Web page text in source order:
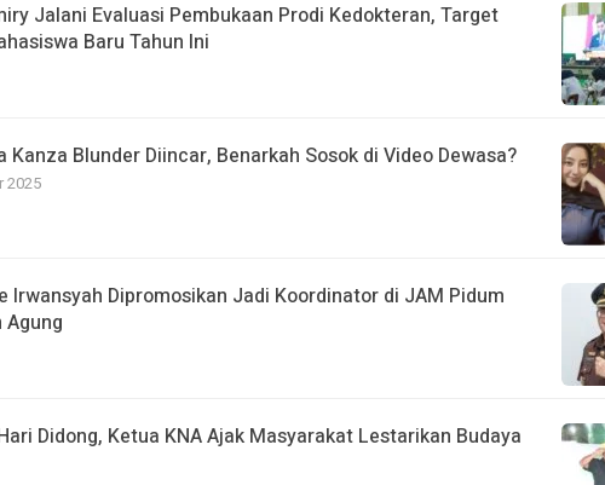
Jalani Evaluasi Pembukaan Prodi Kedokteran, Target
Baru Tahun Ini
Kanza Blunder Diincar, Benarkah Sosok di Video Dewasa?
2025
Irwansyah Dipromosikan Jadi Koordinator di JAM Pidum
Agung
Didong, Ketua KNA Ajak Masyarakat Lestarikan Budaya